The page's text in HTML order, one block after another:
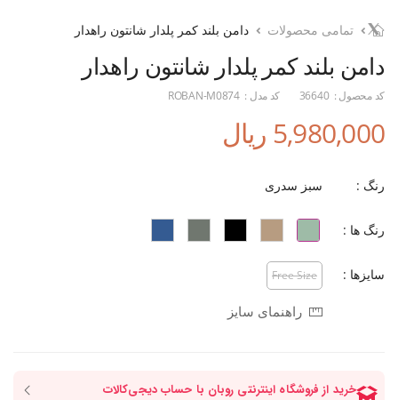
تمامی محصولات دامن بلند کمر پلدار شانتون راهدار
دامن بلند کمر پلدار شانتون راهدار
کد محصول : 36640 کد مدل : ROBAN-M0874
5,980,000 ریال
رنگ : سبز سدری
رنگ ها :
سایزها : Free Size
راهنمای سایز